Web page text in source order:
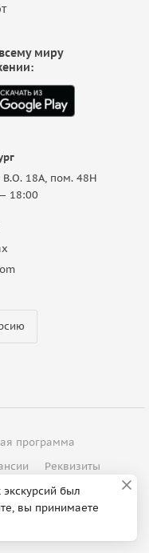
В.О. 18A, пом. 48Н
18:00
миру
программа
Реквизиты
был
вы принимаете